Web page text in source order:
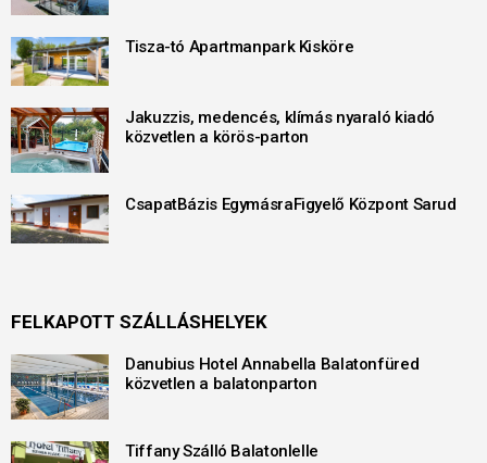
Tisza-tó Apartmanpark Kisköre
Jakuzzis, medencés, klímás nyaraló kiadó
közvetlen a körös-parton
CsapatBázis EgymásraFigyelő Központ Sarud
FELKAPOTT SZÁLLÁSHELYEK
Danubius Hotel Annabella Balatonfüred
közvetlen a balatonparton
Tiffany Szálló Balatonlelle